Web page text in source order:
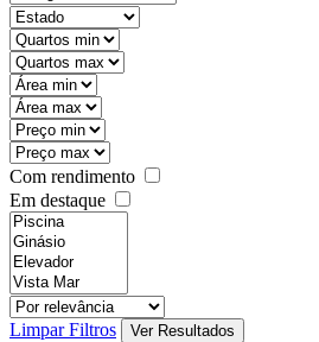
Com rendimento
Em destaque
Limpar Filtros Ver Resultados